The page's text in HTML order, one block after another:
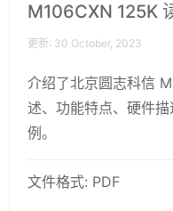
M106CXN 125K
更新: 30 October, 2023
介绍了北京圆志科信
述、功能特点、硬件
例。
文件格式: PDF